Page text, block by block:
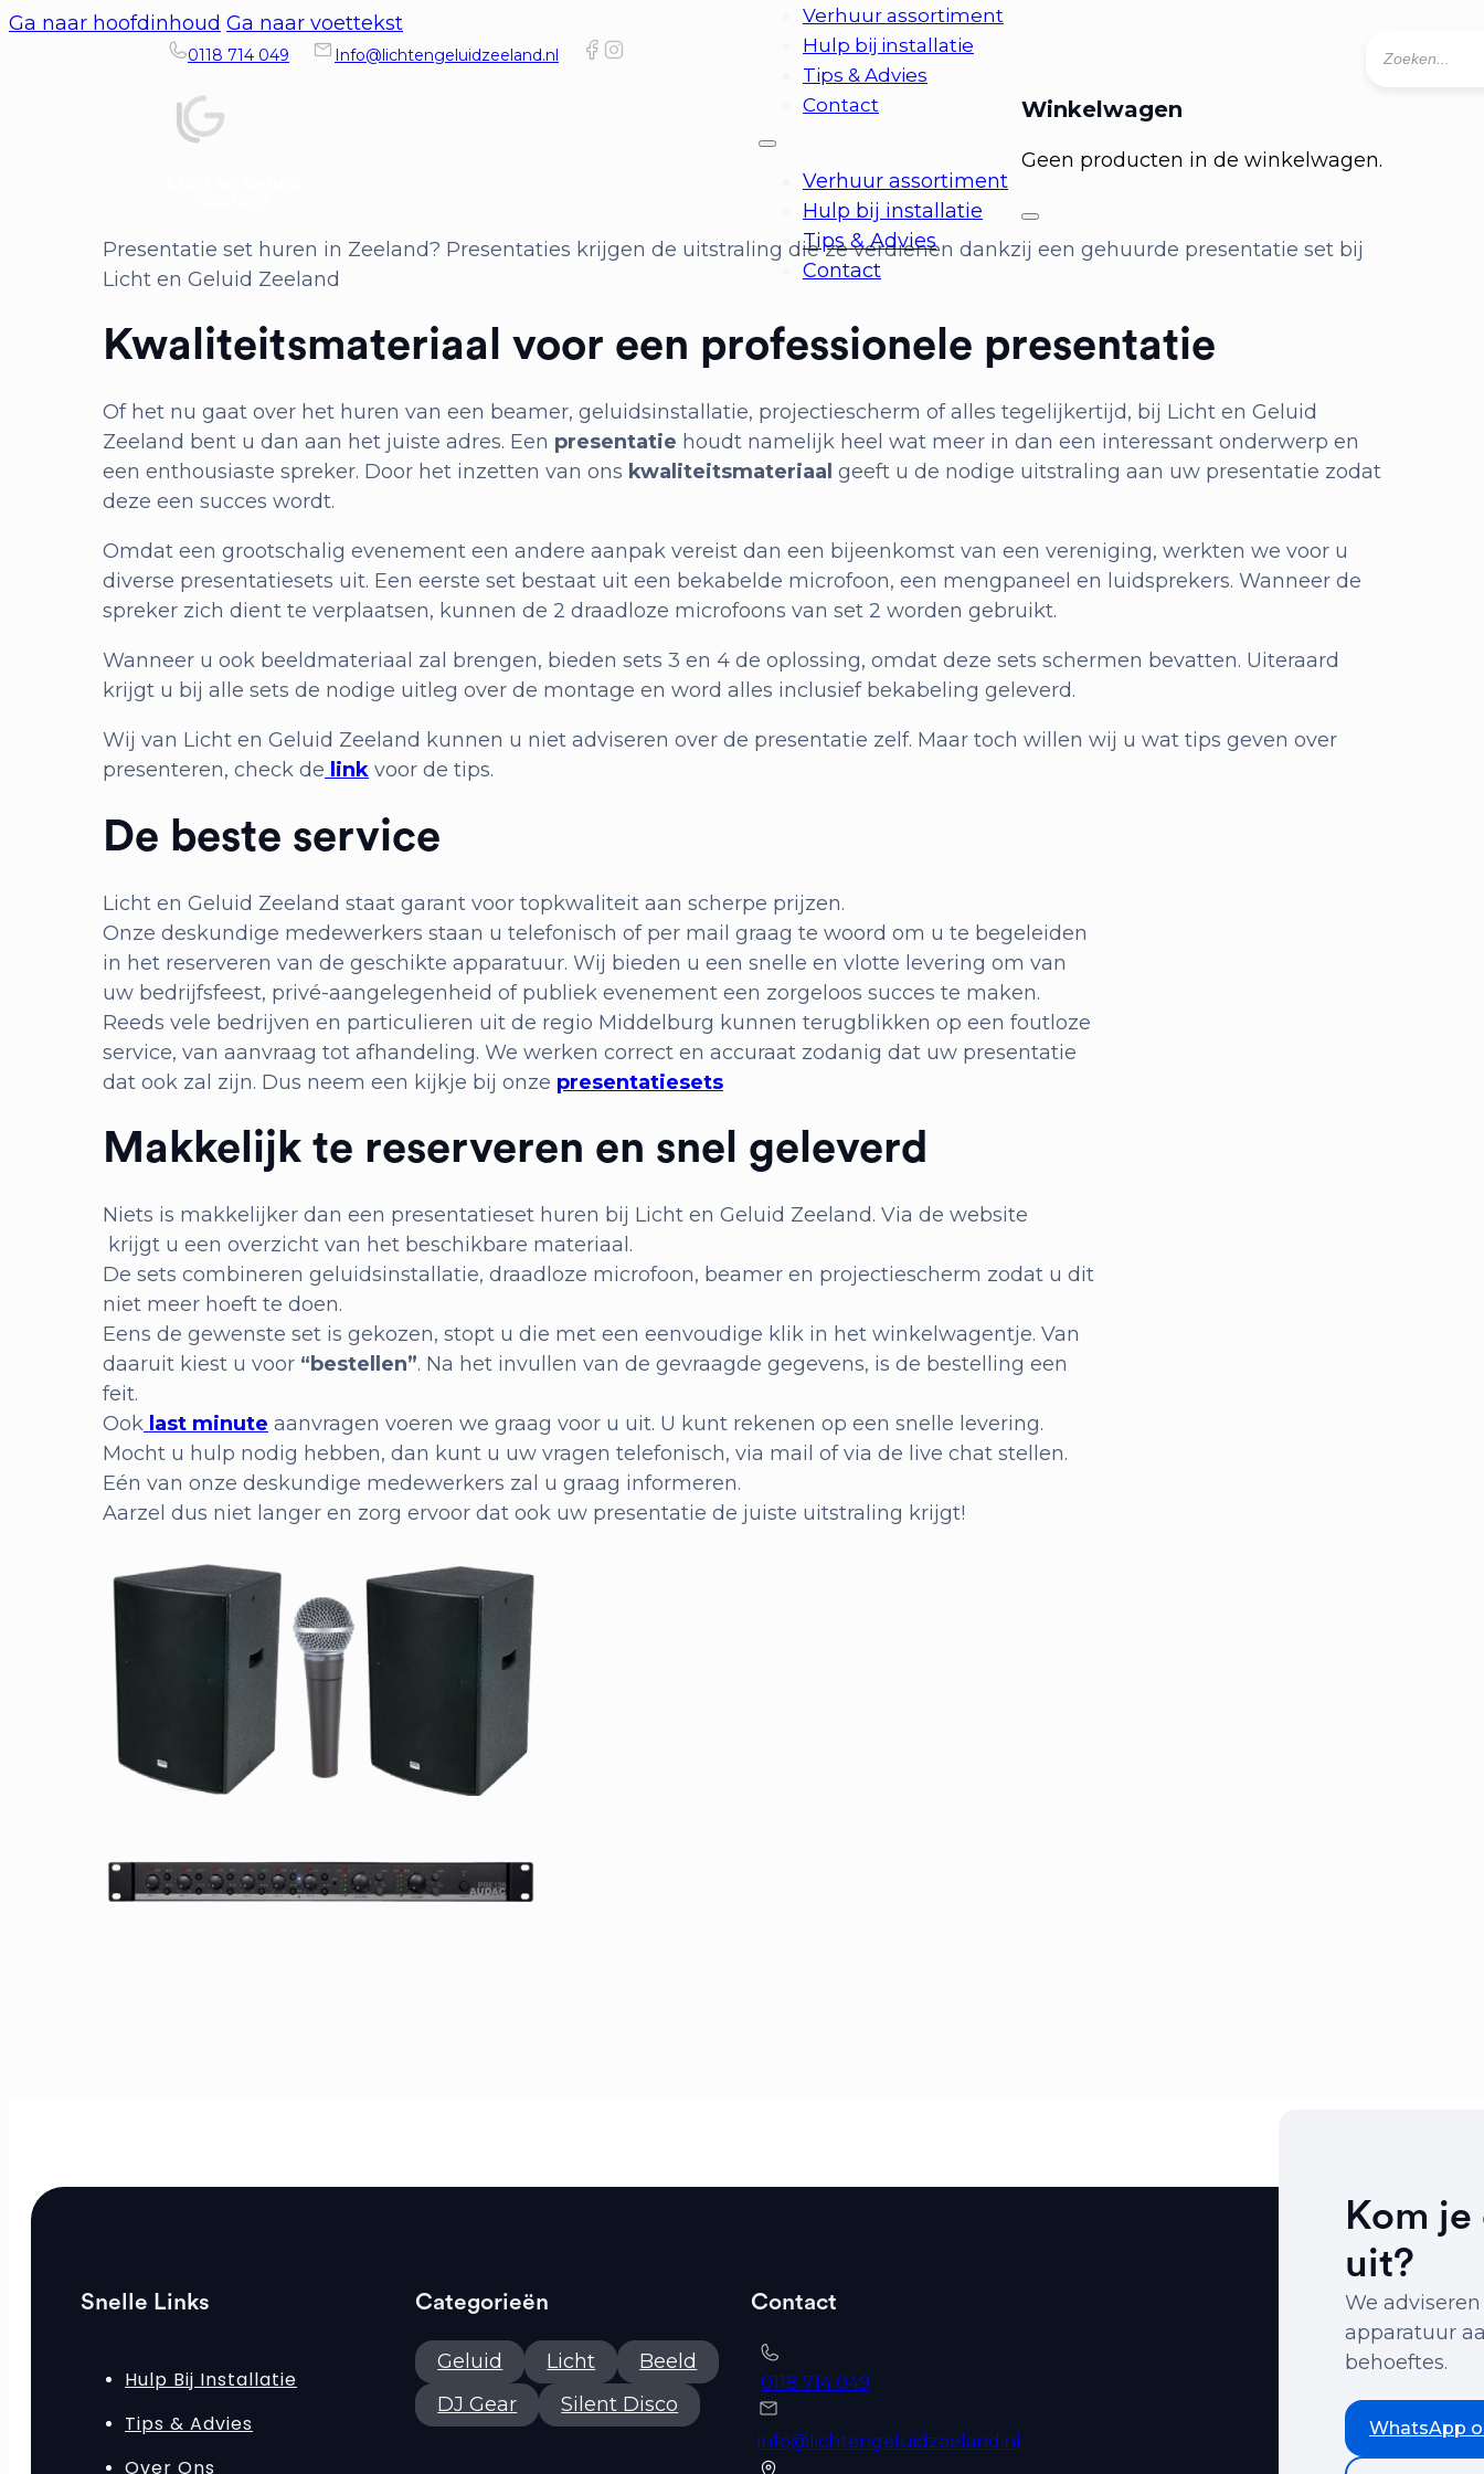
Ga naar hoofdinhoud Ga naar voettekst
0118 714 049 Info@lichtengeluidzeeland.nl
Verhuur assortiment
Hulp bij installatie
Tips & Advies
Contact
Verhuur assortiment
Hulp bij installatie
Tips & Advies
Contact
Geen producten in de winkelwagen.
zoeken
Presentatie set huren in Zeeland? Presentaties krijgen de uitstraling die ze verdienen dankzij een gehuurde presentatie set bij
Licht en Geluid Zeeland
Kwaliteitsmateriaal voor een professionele presentatie
Of het nu gaat over het huren van een beamer, geluidsinstallatie, projectiescherm of alles tegelijkertijd, bij Licht en Geluid
Zeeland bent u dan aan het juiste adres. Een presentatie houdt namelijk heel wat meer in dan een interessant onderwerp en
een enthousiaste spreker. Door het inzetten van ons kwaliteitsmateriaal geeft u de nodige uitstraling aan uw presentatie zodat
deze een succes wordt.
Omdat een grootschalig evenement een andere aanpak vereist dan een bijeenkomst van een vereniging, werkten we voor u
diverse presentatiesets uit. Een eerste set bestaat uit een bekabelde microfoon, een mengpaneel en luidsprekers. Wanneer de
spreker zich dient te verplaatsen, kunnen de 2 draadloze microfoons van set 2 worden gebruikt.
Wanneer u ook beeldmateriaal zal brengen, bieden sets 3 en 4 de oplossing, omdat deze sets schermen bevatten. Uiteraard
krijgt u bij alle sets de nodige uitleg over de montage en word alles inclusief bekabeling geleverd.
Wij van Licht en Geluid Zeeland kunnen u niet adviseren over de presentatie zelf. Maar toch willen wij u wat tips geven over
presenteren, check de link voor de tips.
De beste service
Licht en Geluid Zeeland staat garant voor topkwaliteit aan scherpe prijzen.
Onze deskundige medewerkers staan u telefonisch of per mail graag te woord om u te begeleiden
in het reserveren van de geschikte apparatuur. Wij bieden u een snelle en vlotte levering om van
uw bedrijfsfeest, privé-aangelegenheid of publiek evenement een zorgeloos succes te maken.
Reeds vele bedrijven en particulieren uit de regio Middelburg kunnen terugblikken op een foutloze
service, van aanvraag tot afhandeling. We werken correct en accuraat zodanig dat uw presentatie
dat ook zal zijn. Dus neem een kijkje bij onze presentatiesets
Makkelijk te reserveren en snel geleverd
Niets is makkelijker dan een presentatieset huren bij Licht en Geluid Zeeland. Via de website
krijgt u een overzicht van het beschikbare materiaal.
De sets combineren geluidsinstallatie, draadloze microfoon, beamer en projectiescherm zodat u dit
niet meer hoeft te doen.
Eens de gewenste set is gekozen, stopt u die met een eenvoudige klik in het winkelwagentje. Van
daaruit kiest u voor “bestellen”. Na het invullen van de gevraagde gegevens, is de bestelling een
feit.
Ook last minute aanvragen voeren we graag voor u uit. U kunt rekenen op een snelle levering.
Mocht u hulp nodig hebben, dan kunt u uw vragen telefonisch, via mail of via de live chat stellen.
Eén van onze deskundige medewerkers zal u graag informeren.
Aarzel dus niet langer en zorg ervoor dat ook uw presentatie de juiste uitstraling krijgt!
Snelle Links
Hulp Bij Installatie
Tips & Advies
Over Ons
Categorieën
Geluid Licht
Beeld
DJ Gear
Silent Disco
Contact
0118 714 049
info@lichtengeluidzeeland.nl
Kom
uit?
We
apparatuur
behoeftes.
WhatsApp